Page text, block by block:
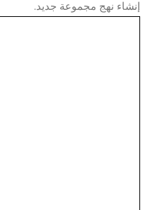
نهج مجموعة جديد.